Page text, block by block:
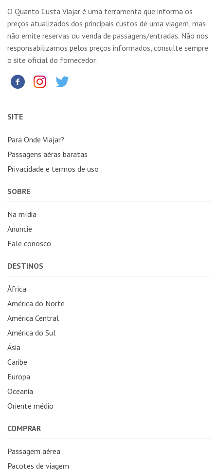
O Quanto Custa Viajar é uma ferramenta que informa os
preços atualizados dos principais custos de uma viagem, mas
não emite reservas ou venda de passagens/entradas. Não nos
responsabilizamos pelos preços informados, consulte sempre
o site oficial do fornecedor.
SITE
Para Onde Viajar?
Passagens aéras baratas
Privacidade e termos de uso
SOBRE
Na mídia
Anuncie
Fale conosco
DESTINOS
África
América do Norte
América Central
América do Sul
Ásia
Caribe
Europa
Oceania
Oriente médio
COMPRAR
Passagem aérea
Pacotes de viagem